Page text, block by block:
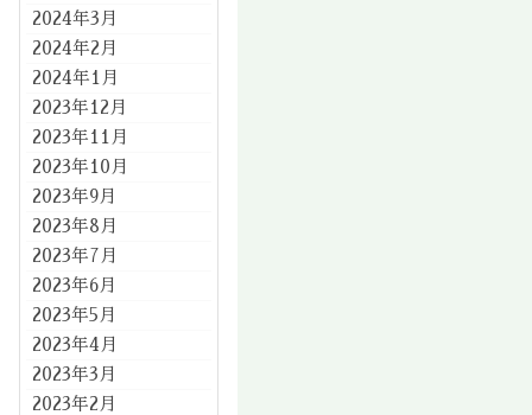
2024年3月
2024年2月
2024年1月
2023年12月
2023年11月
2023年10月
2023年9月
2023年8月
2023年7月
2023年6月
2023年5月
2023年4月
2023年3月
2023年2月